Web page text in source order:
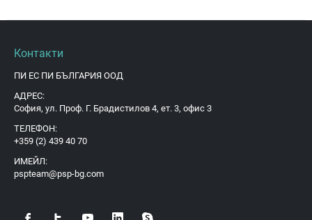
Контакти
ПИ ЕС ПИ БЪЛГАРИЯ ООД
АДРЕС:
София, ул. Проф. Г. Брадистилов 4, ет. 3, офис 3
ТЕЛЕФОН:
+359 (2) 439 40 70
ИМЕЙЛ:
pspteam@psp-bg.com